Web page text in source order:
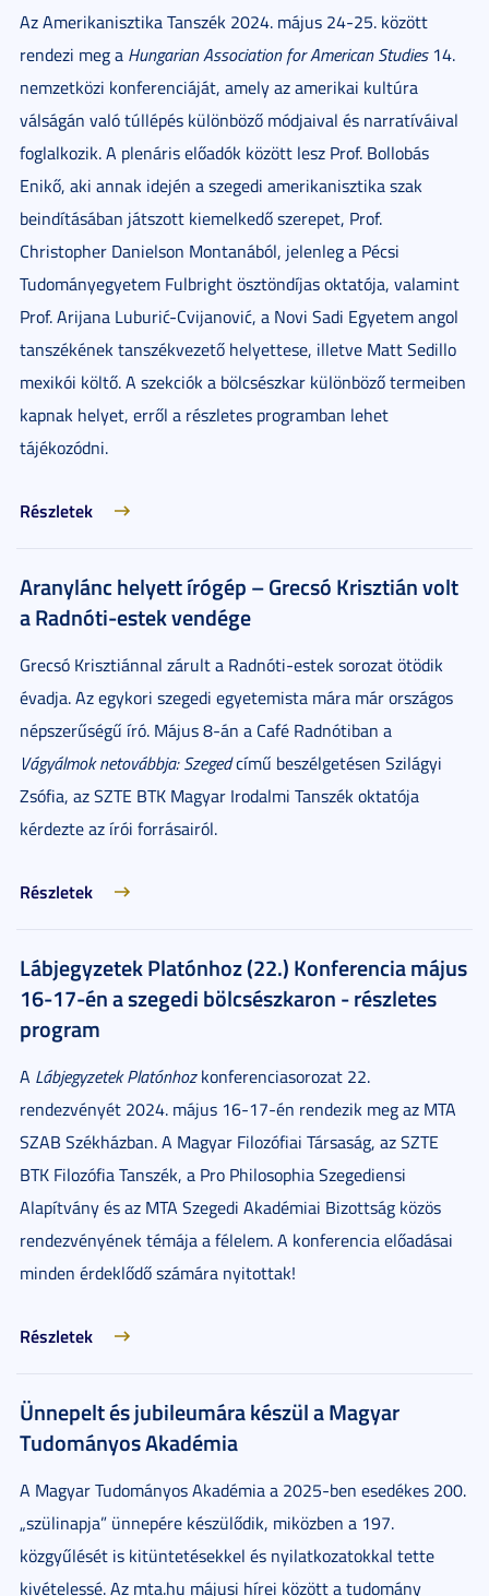
Az Amerikanisztika Tanszék 2024. május 24-25. között
rendezi meg a Hungarian Association for American Studies14.
nemzetközi konferenciáját, amely az amerikai kultúra
válságán való túllépés különböző módjaival és narratíváival
foglalkozik. A plenáris előadók között lesz Prof. Bollobás
Enikő, aki annak idején a szegedi amerikanisztika szak
beindításában játszott kiemelkedő szerepet, Prof.
Christopher Danielson Montanából, jelenleg a Pécsi
Tudományegyetem Fulbright ösztöndíjas oktatója, valamint
Prof. Arijana Luburić-Cvijanović, a Novi Sadi Egyetem angol
tanszékének tanszékvezető helyettese, illetve Matt Sedillo
mexikói költő. A szekciók a bölcsészkar különböző termeiben
kapnak helyet, erről a részletes programban lehet
tájékozódni.
Részletek
Aranylánc helyett írógép – Grecsó Krisztián volt
a Radnóti-estek vendége
Grecsó Krisztiánnal zárult a Radnóti-estek sorozat ötödik
évadja. Az egykori szegedi egyetemista mára már országos
népszerűségű író. Május 8-án a Café Radnótiban a
Vágyálmok netovábbja: Szegedcímű beszélgetésen Szilágyi
Zsófia, az SZTE BTK Magyar Irodalmi Tanszék oktatója
kérdezte az írói forrásairól.
Részletek
Lábjegyzetek Platónhoz (22.) Konferencia május
16-17-én a szegedi bölcsészkaron - részletes
program
A Lábjegyzetek Platónhozkonferenciasorozat 22.
rendezvényét 2024. május 16-17-én rendezik meg az MTA
SZAB Székházban. A Magyar Filozófiai Társaság, az SZTE
BTK Filozófia Tanszék, a Pro Philosophia Szegediensi
Alapítvány és az MTA Szegedi Akadémiai Bizottság közös
rendezvényének témája a félelem. A konferencia előadásai
minden érdeklődő számára nyitottak!
Részletek
Ünnepelt és jubileumára készül a Magyar
Tudományos Akadémia
A Magyar Tudományos Akadémia a 2025-ben esedékes 200.
„szülinapja” ünnepére készülődik, miközben a 197.
közgyűlését is kitüntetésekkel és nyilatkozatokkal tette
kivételessé. Az mta.hu májusi hírei között a tudomány